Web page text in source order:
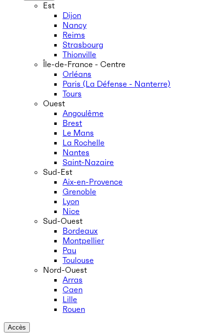
Est
Dijon
Nancy
Reims
Strasbourg
Thionville
Île-de-France - Centre
Orléans
Paris (La Défense - Nanterre)
Tours
Ouest
Angoulême
Brest
Le Mans
La Rochelle
Nantes
Saint-Nazaire
Sud-Est
Aix-en-Provence
Grenoble
Lyon
Nice
Sud-Ouest
Bordeaux
Montpellier
Pau
Toulouse
Nord-Ouest
Arras
Caen
Lille
Rouen
Accès